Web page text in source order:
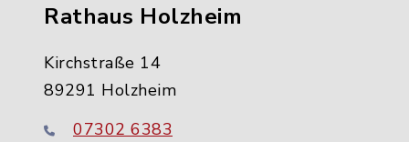
Rathaus Holzheim
Kirchstraße 14
89291 Holzheim
07302 6383